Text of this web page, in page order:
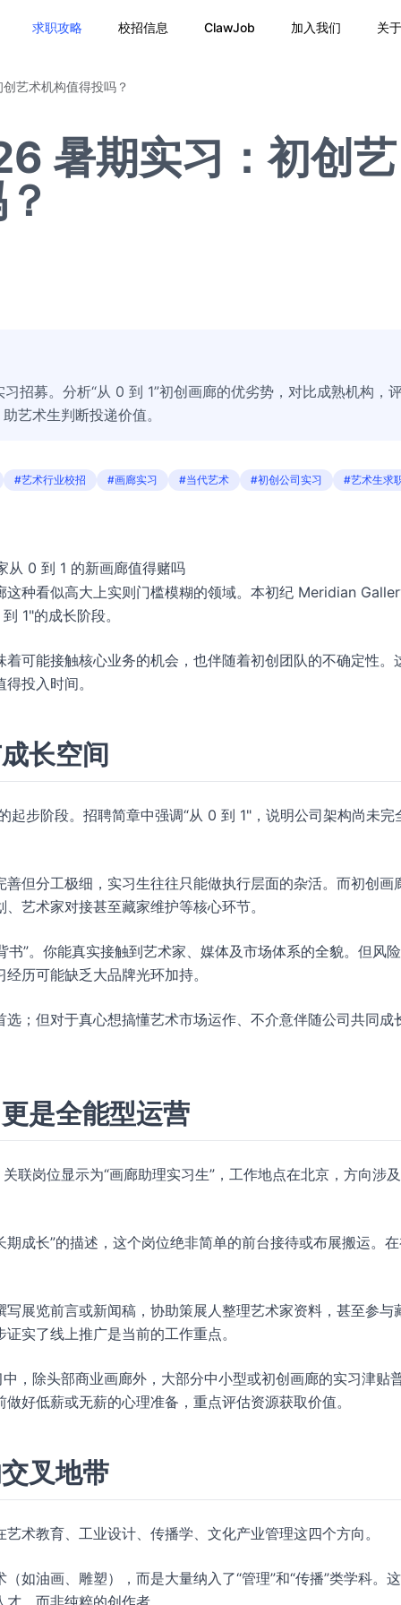
求职攻略 校招信息 ClawJob 加入我们 关
艺术机构值得投吗？
暑期实习：初创艺
招募。分析“从 0 到 1”初创画廊的优劣势，对比成熟机构，
艺术生判断投递价值。
#艺术行业校招 #画廊实习 #当代艺术 #初创公司实习 #艺术生求
从 0 到 1 的新画廊值得赌吗
种看似高大上实则门槛模糊的领域。本初纪 Meridian
1"的成长阶段。
可能接触核心业务的机会，也伴随着初创团队的不确定性。
投入时间。
长空间
步阶段。招聘简章中强调“从 0 到 1"，说明公司架构尚未完
但分工极细，实习生往往只能做执行层面的杂活。而初创画
艺术家对接甚至藏家维护等核心环节。
书”。你能真实接触到艺术家、媒体及市场体系的全貌。但风
历可能缺乏大品牌光环加持。
；但对于真心想搞懂艺术市场运作、不介意伴随公司共同成
是全能型运营
联岗位显示为“画廊助理实习生”，工作地点在北京，方向涉
成长”的描述，这个岗位绝非简单的前台接待或布展搬运。
展览前言或新闻稿，协助策展人整理艺术家资料，甚至参与
实了线上推广是当前的工作重点。
，除头部商业画廊外，大部分中小型或初创画廊的实习津贴
好低薪或无薪的心理准备，重点评估资源获取价值。
叉地带
术教育、工业设计、传播学、文化产业管理这四个方向。
如油画、雕塑），而是大量纳入了“管理”和“传播”类学科。
，而非纯粹的创作者。